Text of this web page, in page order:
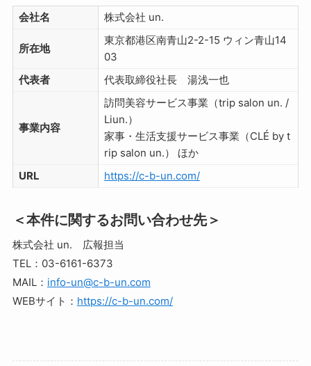
会社名 株式会社 un.
所在地
東京都港区南青山2-2-15 ウィン青山14
03
代表者
代表取締役社長 湯浅一也
事業内容
訪問美容サービス事業（trip salon un. /
Liun.）
家事・生活支援サービス事業（CLÉ by t
rip salon un.） ほか
URL
https://c-b-un.com/
＜本件に関するお問い合わせ先＞
株式会社 un. 広報担当
TEL：03-6161-6373
MAIL： info-un@c-b-un.com
WEBサイト： https://c-b-un.com/